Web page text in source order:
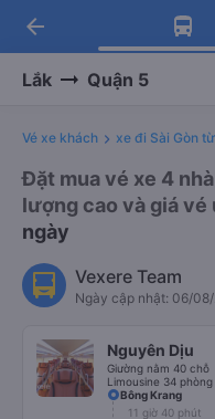
Tải app
Nhận ưu
Tải app
-30k/ghế
arrow_back
Lắk Quận 5
Vé xe khách xe đi Sài Gòn
Đặt mua vé xe 4
lượng cao và giá vé
ngày
Vexere Team
Ngày cập nhật: 06/
Nguyên Dịu
Giường nằm 40 chỗ
Limousine 34 phòng
Bông Krang
11 giờ 40 phút